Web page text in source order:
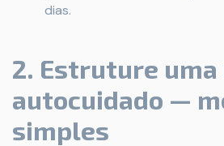
dias.
2. Estruture
autocuidado —
simples